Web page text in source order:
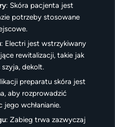
: Skóra pacjenta jest
potrzeby stosowane
: Electri jest wstrzykiwany
rewitalizacji, takie jak
dekolt.
preparatu skóra jest
aby rozprowadzić
wchłanianie.
: Zabieg trwa zazwyczaj